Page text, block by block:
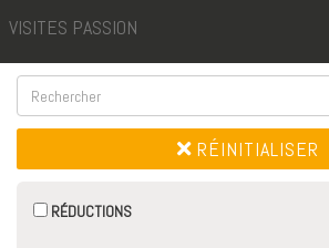
VISITES PASSION
RÉINITIALISER
RÉDUCTIONS